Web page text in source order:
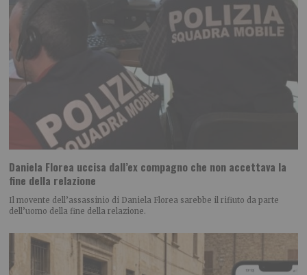
Daniela Florea uccisa dall’ex compagno che non accettava la
fine della relazione
Il movente dell’assassinio di Daniela Florea sarebbe il rifiuto da parte
dell’uomo della fine della relazione.